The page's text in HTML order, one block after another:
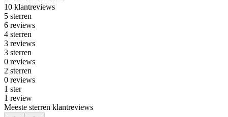
10 klantreviews
5 sterren
6 reviews
4 sterren
3 reviews
3 sterren
0 reviews
2 sterren
0 reviews
1 ster
1 review
Meeste sterren klantreviews